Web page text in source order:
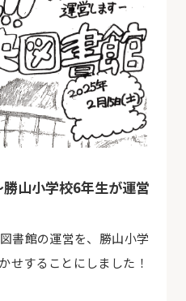
勝山小学校6年生が運営
書館の運営を、勝山小学
せすることにしました！